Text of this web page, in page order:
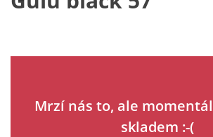
Mrzí nás to, ale
skladem :-(